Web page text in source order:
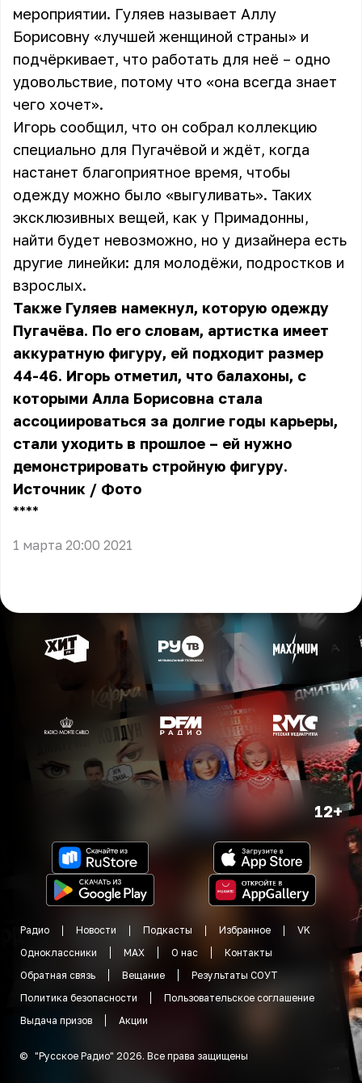
мероприятии. Гуляев называет Аллу
Борисовну «лучшей женщиной страны» и
подчёркивает, что работать для неё – одно
удовольствие, потому что «она всегда знает
чего хочет».
Игорь сообщил, что он собрал коллекцию
специально для Пугачёвой и ждёт, когда
настанет благоприятное время, чтобы
одежду можно было «выгуливать». Таких
эксклюзивных вещей, как у Примадонны,
найти будет невозможно, но у дизайнера есть
другие линейки: для молодёжи, подростков и
взрослых.
Также Гуляев намекнул, которую одежду
Пугачёва. По его словам, артистка имеет
аккуратную фигуру, ей подходит размер
44-46. Игорь отметил, что балахоны, с
которыми Алла Борисовна стала
ассоциироваться за долгие годы карьеры,
стали уходить в прошлое – ей нужно
демонстрировать стройную фигуру.
Источник / Фото
** **
1 марта 20:00 2021
12+
Радио Новости Подкасты Избранное
VK
Одноклассники
MAX О нас
Контакты
Обратная связь
Вещание
Результаты СОУТ
Политика безопасности
Пользовательское соглашение
Выдача призов
Акции
© "Русское Радио" 2026. Все права защищены